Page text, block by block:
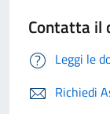
Contatta il
Leggi le
Richiedi